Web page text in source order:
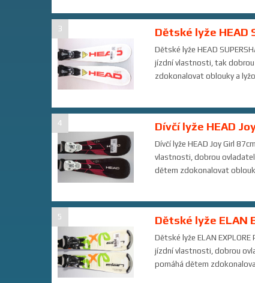
3 Dětské lyže HEAD
Dětské lyže HEAD
jízdní vlastnosti, tak dobrou
zdokonalovat oblouky a
4 Dívčí lyže HEAD
Dívčí lyže HEAD Joy Girl
vlastnosti, dobrou
dětem zdokonalovat
5 Dětské lyže ELAN
Dětské lyže ELAN
jízdní vlastnosti, dobrou
pomáhá dětem